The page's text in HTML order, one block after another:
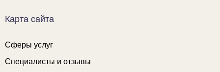
Карта сайта
Сферы услуг
Специалисты и отзывы